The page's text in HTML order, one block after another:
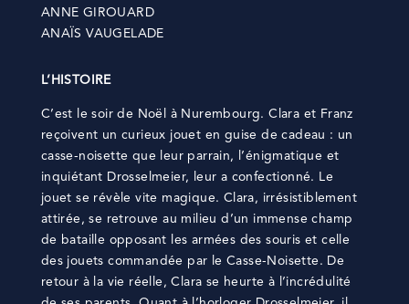
ANNE GIROUARD
ANAÏS VAUGELADE
L’HISTOIRE
C’est le soir de Noël à Nurembourg. Clara et Franz
reçoivent un curieux jouet en guise de cadeau : un
casse-noisette que leur parrain, l’énigmatique et
inquiétant Drosselmeier, leur a confectionné. Le
jouet se révèle vite magique. Clara, irrésistiblement
attirée, se retrouve au milieu d’un immense champ
de bataille opposant les armées des souris et celle
des jouets commandée par le Casse-Noisette. De
retour à la vie réelle, Clara se heurte à l’incrédulité